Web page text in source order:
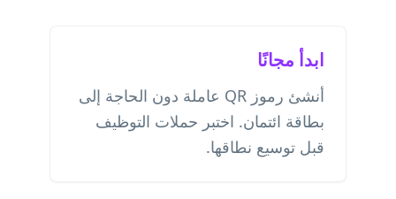
ابدأ مجانًا
أنشئ رموز QR عاملة دون الحاجة إلى
بطاقة ائتمان. اختبر حملات التوظيف
قبل توسيع نطاقها.